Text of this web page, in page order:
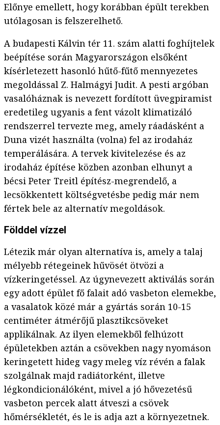
Előnye emellett, hogy korábban épült terekben
utólagosan is felszerelhető.
A budapesti Kálvin tér 11. szám alatti foghíjtelek
beépítése során Magyarországon elsőként
kísérletezett hasonló hűtő-fűtő mennyezetes
megoldással Z. Halmágyi Judit. A pesti argóban
vasalóháznak is nevezett fordított üvegpiramist
eredetileg ugyanis a fent vázolt klimatizáló
rendszerrel tervezte meg, amely ráadásként a
Duna vizét használta (volna) fel az irodaház
temperálására. A tervek kivitelezése és az
irodaház építése közben azonban elhunyt a
bécsi Peter Treitl építész-megrendelő, a
lecsökkentett költségvetésbe pedig már nem
fértek bele az alternatív megoldások.
Földdel vízzel
Létezik már olyan alternatíva is, amely a talaj
mélyebb rétegeinek hűvösét ötvözi a
vízkeringetéssel. Az úgynevezett aktiválás során
egy adott épület fő falait adó vasbeton elemekbe,
a vasalatok közé már a gyártás során 10-15
centiméter átmérőjű plasztikcsöveket
applikálnak. Az ilyen elemekből felhúzott
épületekben aztán a csövekben nagy nyomáson
keringetett hideg vagy meleg víz révén a falak
szolgálnak majd radiátorként, illetve
légkondicionálóként, mivel a jó hővezetésű
vasbeton percek alatt átveszi a csövek
hőmérsékletét, és le is adja azt a környezetnek.